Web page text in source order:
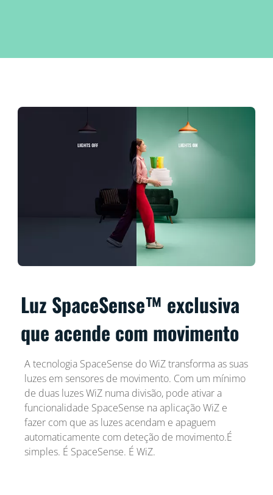
Luz SpaceSense™ exclusiva
que acende com movimento
A tecnologia SpaceSense do WiZ transforma as suas
luzes em sensores de movimento. Com um mínimo
de duas luzes WiZ numa divisão, pode ativar a
funcionalidade SpaceSense na aplicação WiZ e
fazer com que as luzes acendam e apaguem
automaticamente com deteção de movimento.É
simples. É SpaceSense. É WiZ.